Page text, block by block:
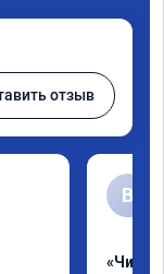
отзыв
В
«Чип